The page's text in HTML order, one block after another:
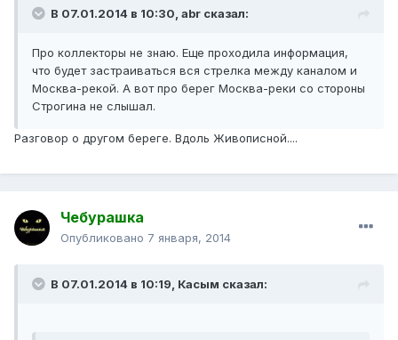
В 07.01.2014 в 10:30, abr сказал:
Про коллекторы не знаю. Еще проходила информация,
что будет застраиваться вся стрелка между каналом и
Москва-рекой. А вот про берег Москва-реки со стороны
Строгина не слышал.
Разговор о другом береге. Вдоль Живописной....
Чебурашка
Опубликовано 7 января, 2014
В 07.01.2014 в 10:19, Касым сказал: